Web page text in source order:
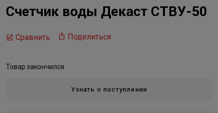
Счетчик воды Декаст СТВУ-50
Сравнить Поделиться
Товар закончился
Узнать о поступлении